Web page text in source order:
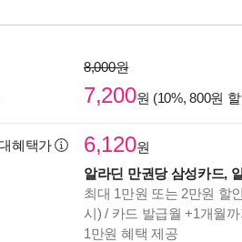
8,000원
7,200원 (10%, 800원
혜택가 6,120원
알라딘 만권당 삼성카드,
최대 1만원 또는 2만원 할
시) / 카드 발급월 +1개월
1만원 혜택 제공